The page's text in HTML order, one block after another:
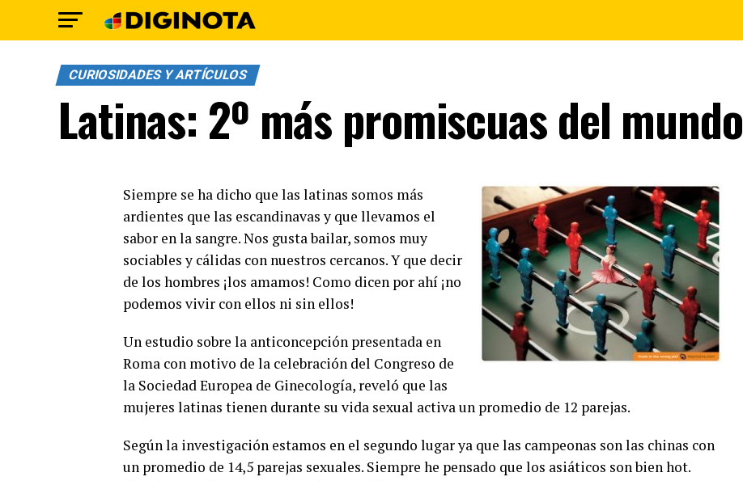
CURIOSIDADES Y ARTÍCULOS
Latinas: 2º más promiscuas del mundo
Siempre se ha dicho que las latinas somos más
ardientes que las escandinavas y que llevamos el
sabor en la sangre. Nos gusta bailar, somos muy
sociables y cálidas con nuestros cercanos. Y que decir
de los hombres ¡los amamos! Como dicen por ahí ¡no
podemos vivir con ellos ni sin ellos!
Un estudio sobre la anticoncepción presentada en
Roma con motivo de la celebración del Congreso de
la Sociedad Europea de Ginecología, reveló que las
mujeres latinas tienen durante su vida sexual activa un promedio de 12 parejas.
Según la investigación estamos en el segundo lugar ya que las campeonas son las chinas con
un promedio de 14,5 parejas sexuales. Siempre he pensado que los asiáticos son bien hot.